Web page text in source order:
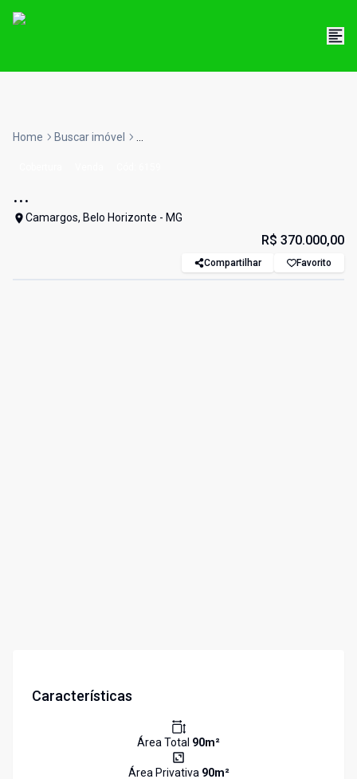
Home Buscar imóvel ...
...
Camargos, Belo Horizonte - MG
R$ 370.000,00
Compartilhar Favorito
Características
Área Total 90m²
Área Privativa 90m²